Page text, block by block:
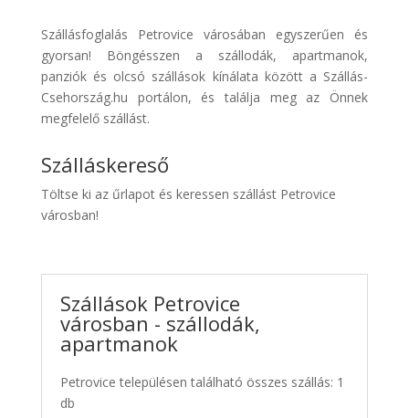
Discover
Cars
Transzfer
Kiwi
Taxi
Szállásfoglalás Petrovice városában egyszerűen és
gyorsan! Böngésszen a szállodák, apartmanok,
panziók és olcsó szállások kínálata között a Szállás-
Csehország.hu portálon, és találja meg az Önnek
megfelelő szállást.
Szálláskereső
Töltse ki az űrlapot és keressen szállást Petrovice
városban!
Szállások Petrovice
városban - szállodák,
apartmanok
Petrovice településen található összes szállás: 1
db